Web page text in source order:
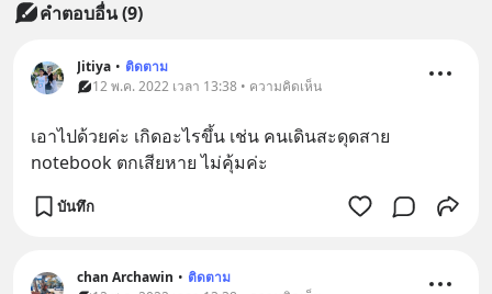
คำตอบอื่น(9)
Jitiya • ติดตาม
12 พ.ค. 2022 เวลา 13:38 • ความคิดเห็น
เอาไปด้วยค่ะ เกิดอะไรขึ้น เช่น คนเดินสะดุดสาย
notebook ตกเสียหาย ไม่คุ้มค่ะ
บันทึก
chan Archawin • ติดตาม